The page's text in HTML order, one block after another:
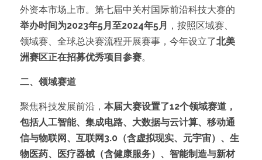
外资本市场上市。第七届中关村国际前沿科技大赛的
举办时间为2023年5月至2024年5月 ，按照区域赛、
领域赛、全球总决赛流程开展赛事，今年设立了北美
洲赛区正在招募优秀项目参赛。
二、领域赛道
聚焦科技发展前沿， 本届大赛设置了12个领域赛道，
包括人工智能、集成电路、大数据与云计算、移动通
信与物联网、互联网3.0（含虚拟现实、元宇宙）、生
物医药、医疗器械（含健康服务）、智能制造与新材